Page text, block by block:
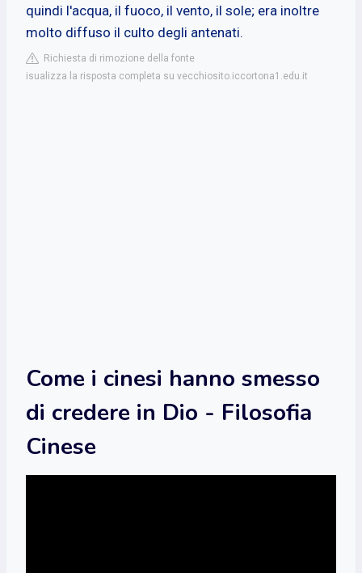
quindi l'acqua, il fuoco, il vento, il sole; era inoltre
molto diffuso il culto degli antenati.
Richiesta di rimozione della fonte
isualizza la risposta completa su vecchiosito.iccortona1.edu.it
Come i cinesi hanno smesso
di credere in Dio - Filosofia
Cinese